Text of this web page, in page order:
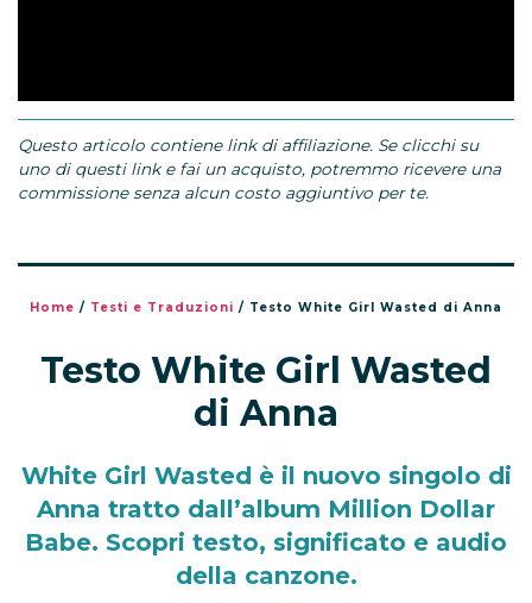
Questo articolo contiene link di affiliazione. Se clicchi su
uno di questi link e fai un acquisto, potremmo ricevere una
commissione senza alcun costo aggiuntivo per te.
Home / Testi e Traduzioni / Testo White Girl Wasted di Anna
Testo White Girl Wasted
di Anna
White Girl Wasted è il nuovo singolo di
Anna tratto dall’album Million Dollar
Babe. Scopri testo, significato e audio
della canzone.